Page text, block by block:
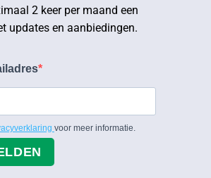
2 keer per maand een
updates en aanbiedingen.
voor meer informatie.